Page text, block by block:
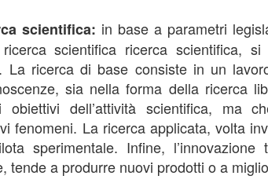
scientifica: in base a parametri
scientifica ricerca scientifica,
La ricerca di base consiste in un
sia nella forma della ricerca
obiettivi dell’attività scientifica, ma
fenomeni. La ricerca applicata, volta
sperimentale. Infine, l’innovazione
tende a produrre nuovi prodotti o a